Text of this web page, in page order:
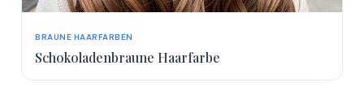
BRAUNE HAARFARBEN
Schokoladenbraune Haarfarbe